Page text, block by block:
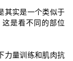
其实是一个类似于
是看不同的部位
力量训练和肌肉抗